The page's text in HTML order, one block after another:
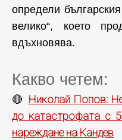
определи
велико“, което
вдъхновява.
Какво четем:
🔴 Николай Попов:
до катастрофата с
нареждане на Кандев